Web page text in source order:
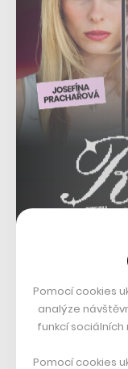
https://youtu.be/
Řada lidí na tuto
Pomocí cookies
analýze
funkcí
Pomocí cookies